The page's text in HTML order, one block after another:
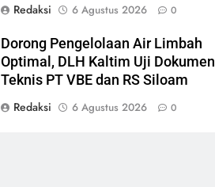
Redaksi
6 Agustus 2026 0
Dorong Pengelolaan Air Limbah
Optimal, DLH Kaltim Uji Dokumen
Teknis PT VBE dan RS Siloam
Redaksi
6 Agustus 2026 0